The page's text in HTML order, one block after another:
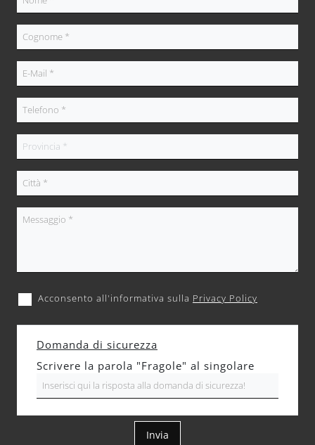
Acconsento all'informativa sulla Privacy Policy
Domanda di sicurezza
Scrivere la parola "Fragole" al singolare
Invia